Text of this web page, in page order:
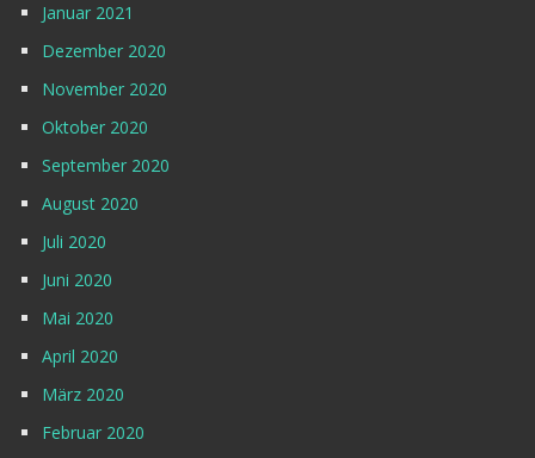
Januar 2021
Dezember 2020
November 2020
Oktober 2020
September 2020
August 2020
Juli 2020
Juni 2020
Mai 2020
April 2020
März 2020
Februar 2020